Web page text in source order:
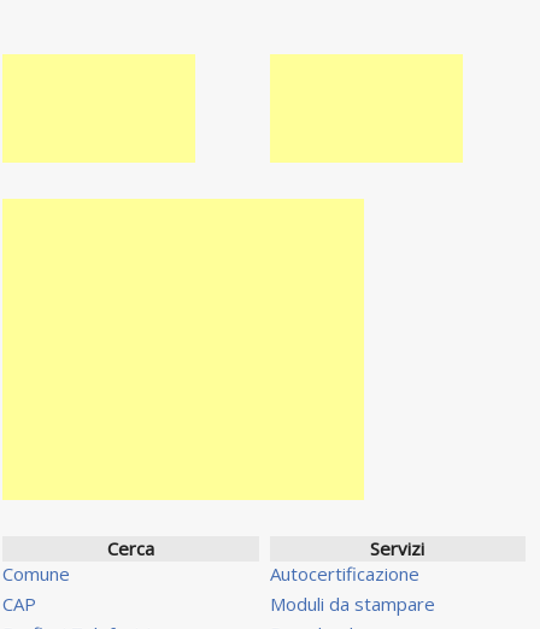
Cerca
Comune
CAP
Servizi
Autocertificazione
Moduli da stampare